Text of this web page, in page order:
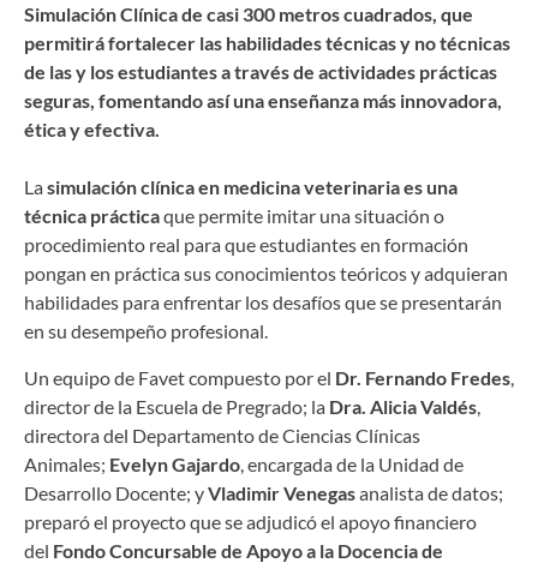
Simulación Clínica de casi 300 metros cuadrados, que
permitirá fortalecer las habilidades técnicas y no técnicas
de las y los estudiantes a través de actividades prácticas
seguras, fomentando así una enseñanza más innovadora,
ética y efectiva.
Lasimulación clínica en medicina veterinaria es una
técnica prácticaque permite imitar una situación o
procedimiento real para que estudiantes en formación
pongan en práctica sus conocimientos teóricos y adquieran
habilidades para enfrentar los desafíos que se presentarán
en su desempeño profesional.
Un equipo de Favet compuesto por el Dr. Fernando Fredes
director de la Escuela de Pregrado; la Dra. Alicia Valdés
directora del Departamento de Ciencias Clínicas
Animales; Evelyn Gajardo , encargada de la Unidad de
Desarrollo Docente; yVladimir Venegasanalista de datos;
preparó el proyecto que se adjudicó el apoyo financiero
del Fondo Concursable de Apoyo a la Docencia de